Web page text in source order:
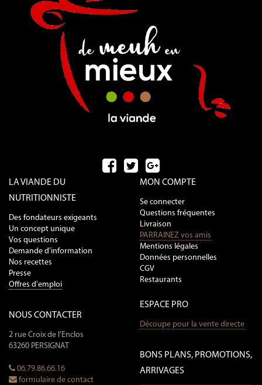
LA VIANDE DU
NUTRITIONNISTE
Des fondateurs exigeants
Un concept unique
Vos questions
Demande d'information
Nos recettes
Presse
Offres d'emploi
NOUS CONTACTER
2 rue Croix de l'Enclos
63260 PERSIGNAT
06.79.86.66.16
formulaire de contact
MON COMPTE
Se connecter
Questions fréquentes
Livraison
PARRAINEZ vos amis
Mentions légales
Données personnelles
CGV
Restaurants
ESPACE PRO
Découpe pour la vente directe
BONS PLANS, PROMOTIONS,
ARRIVAGES